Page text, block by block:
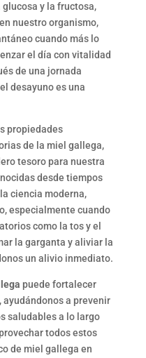
y la fructosa,
nuestro organismo,
cuando más lo
el día con vitalidad
de una jornada
desayuno es una
propiedades
de la miel gallega,
tesoro para nuestra
desde tiempos
ciencia moderna,
especialmente cuando
como la tos y el
la garganta y aliviar la
un alivio inmediato.
puede fortalecer
a prevenir
saludables a lo largo
todos estos
de miel gallega en